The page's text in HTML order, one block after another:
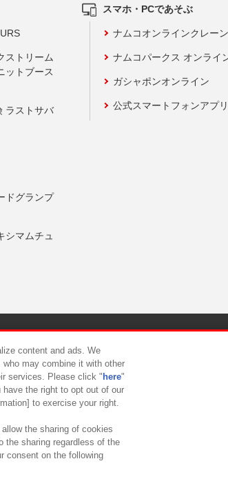
ストリーム
ットブース
ラストサバ
ドグランプ
シマムチュ
スマホ・PCであそぶ
ナムコオンラインクレーン
ナムコパークス オンライ
ガシャポンオンライン
公式スマートフォンアプリ
タマーハラスメント対応方針
content and ads. We
may combine it with other
services. Please click " here"
the right to opt out of our
to exercise your right.
the sharing of cookies
the sharing regardless of the
consent on the following